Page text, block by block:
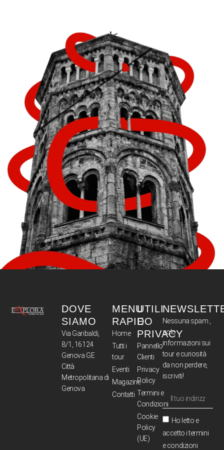
DOVE
SIAMO
Via Garibaldi,
8/1, 16124
Genova GE
Città
Metropolitana di
Genova
MENU
RAPIDO
Home
Tutti i
tour
Eventi
Magazine
Contatti
UTILI
E
PRIVACY
Pannello
Clienti
Privacy
Policy
Termini e
Condizioni
Cookie
Policy
(UE)
Nessuna spam ,
solo
informazioni sui
tour e curiosità
da non perdere,
iscriviti!
Ho letto e
accetto i termini
e condizioni